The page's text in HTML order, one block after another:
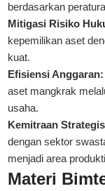
berdasarkan
Mitigasi Risiko
kepemilikan aset
kuat.
Efisiensi Anggaran:
aset mangkrak
usaha.
Kemitraan
dengan sektor
menjadi area
Materi